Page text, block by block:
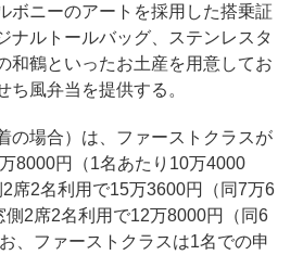
ボニーのアートを採用した搭乗証
ナルトールバッグ、ステンレスタ
和鶴といったお土産を用意してお
ち風弁当を提供する。
の場合）は、ファーストクラスが
8000円（1名あたり10万4000
席2名利用で15万3600円（同7万6
2席2名利用で12万8000円（同6
、ファーストクラスは1名での申